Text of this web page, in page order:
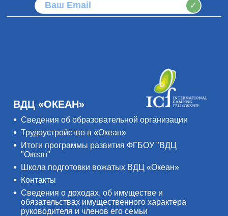
✓
ВДЦ «ОКЕАН»
Сведения об образовательной организации
Трудоустройство в «Океан»
Итоги программы развития ФГБОУ "ВДЦ
"Океан"
Школа подготовки вожатых ВДЦ «Океан»
Контакты
Сведения о доходах, об имуществе и
обязательствах имущественного характера
руководителя и членов его семьи